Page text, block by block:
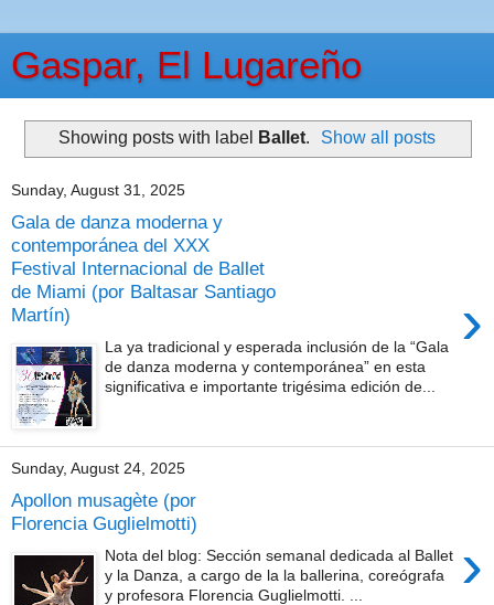
Gaspar, El Lugareño
Showing posts with label Ballet. Show all posts
Sunday, August 31, 2025
Gala de danza moderna y
contemporánea del XXX
Festival Internacional de Ballet
de Miami (por Baltasar Santiago
Martín)
›
La ya tradicional y esperada inclusión de la “Gala
de danza moderna y contemporánea” en esta
significativa e importante trigésima edición de...
Sunday, August 24, 2025
Apollon musagète (por
Florencia Guglielmotti)
›
Nota del blog: Sección semanal dedicada al Ballet
y la Danza, a cargo de la la ballerina, coreógrafa
y profesora Florencia Guglielmotti. ...